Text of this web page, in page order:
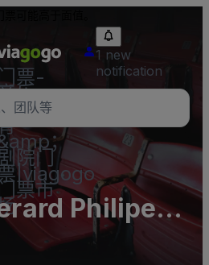
票-
乐
，体
；
院门
|viagogo
票市
1 new
notification
Philipe -